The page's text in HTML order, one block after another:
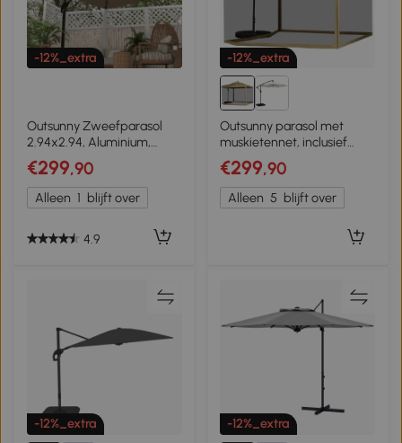
-12%_extra
Outsunny Zweefparasol
2.94x2.94, Aluminium,
Khaki
€299,90
Alleen 1 blijft over
4.9
-12%_extra
Outsunny parasol met
muskietennet, inclusief
Handslinger,
ventilatieopening, 296 cm
x 296 cm x 272 cm, wit+
zwart
€299,90
Alleen 5 blijft over
-12%_extra -12%_extra